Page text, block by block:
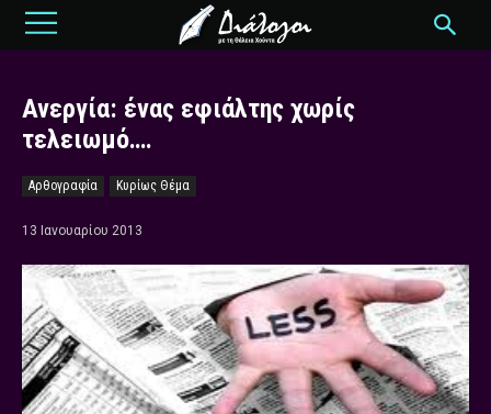
Ανεργία: ένας εφιάλτης χωρίς
τελειωμό….
Αρθογραφία Κυρίως Θέμα
13 Ιανουαρίου 2013